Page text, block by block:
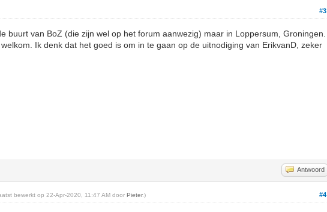
#3
buurt van BoZ (die zijn wel op het forum aanwezig) maar in Loppersum, Groningen.
Ik denk dat het goed is om in te gaan op de uitnodiging van ErikvanD, zeker
Antwoord
#4
bewerkt op 22-Apr-2020, 11:47 AM doorPieter.)